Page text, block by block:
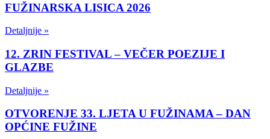
FUŽINARSKA LISICA 2026
Detaljnije »
12. ZRIN FESTIVAL – VEČER POEZIJE I
GLAZBE
Detaljnije »
OTVORENJE 33. LJETA U FUŽINAMA – DAN
OPĆINE FUŽINE